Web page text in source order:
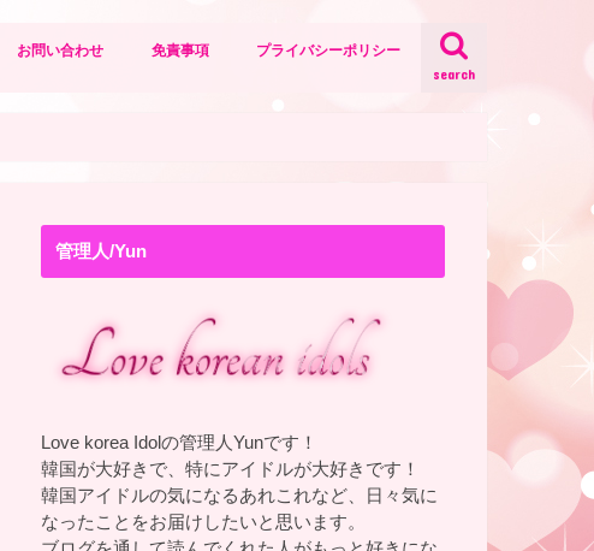
search
お問い合わせ 免責事項 プライバシーポリシー
管理人/Yun
Love korea Idolの管理人Yunです！
韓国が大好きで、特にアイドルが大好きです！
韓国アイドルの気になるあれこれなど、日々気に
なったことをお届けしたいと思います。